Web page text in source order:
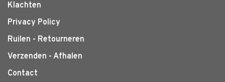
Klachten
Privacy Policy
Ruilen - Retourneren
Verzenden - Afhalen
Contact